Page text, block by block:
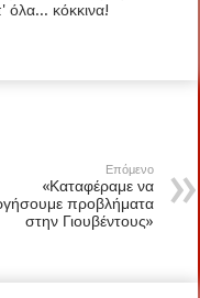
όλα... κόκκινα!
Επόμενο
«Καταφέραμε να
προβλήματα
στην Γιουβέντους»